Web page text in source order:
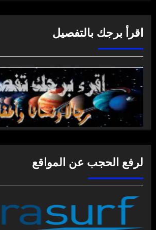
اقرأ برجك بالتفصيل
لرفع الحجب عن المواقع